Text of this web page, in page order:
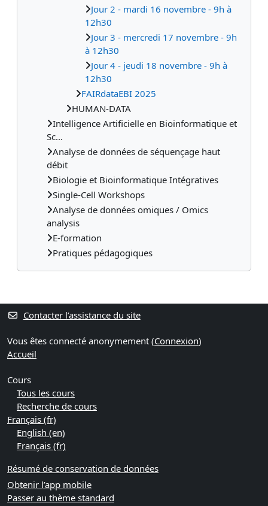
Jour 2 - mardi 16 novembre - 9h à
12h30
Jour 3 - mercredi 17 novembre - 9h
à 12h30
Jour 4 - jeudi 18 novembre - 9h à
12h30
FAIRdataEBI 2025
HUMAN-DATA
Intelligence Artificielle en Bioinformatique et
Sc...
Analyse de données de séquençage haut
débit
Biologie et Bioinformatique Intégratives
Single-Cell Workshops
Analyse de données omiques / Omics
analysis
E-formation
Pratiques pédagogiques
Contacter l’assistance du site
Vous êtes connecté anonymement (Connexion)
Accueil
Cours
Tous les cours
Recherche de cours
Français ‎(fr)‎
English ‎(en)‎
Français ‎(fr)‎
Résumé de conservation de données
Obtenir l’app mobile
Passer au thème standard